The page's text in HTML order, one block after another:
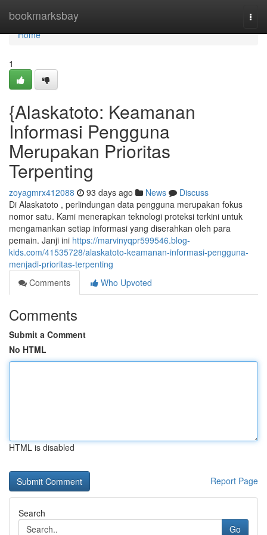
bookmarksbay
Home
Home
1
{Alaskatoto: Keamanan
Informasi Pengguna
Merupakan Prioritas
Terpenting
zoyagmrx412088 93 days ago News
Discuss
Di Alaskatoto , perlindungan data pengguna merupakan fokus
nomor satu. Kami menerapkan teknologi proteksi terkini untuk
mengamankan setiap informasi yang diserahkan oleh para
pemain. Janji ini https://marvinyqpr599546.blog-
kids.com/41535728/alaskatoto-keamanan-informasi-pengguna-
menjadi-prioritas-terpenting
Comments
Who Upvoted
Comments
Submit a Comment
No HTML
HTML is disabled
Report Page
Search
Go